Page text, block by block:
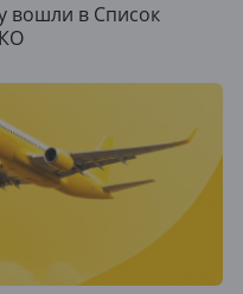
вошли в Список